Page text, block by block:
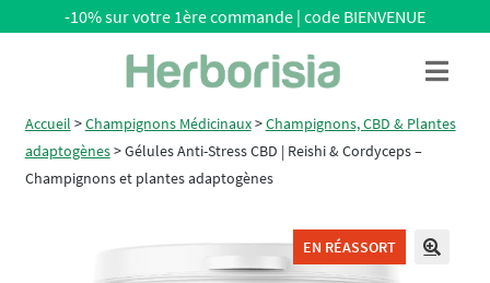
navigation
-10% sur votre 1ère commande | code BIENVENUE
Menu
Accueil >Champignons Médicinaux>Champignons, CBD & Plantes
adaptogènes>Gélules Anti-Stress CBD | Reishi & Cordyceps –
Champignons et plantes adaptogènes
EN RÉASSORT